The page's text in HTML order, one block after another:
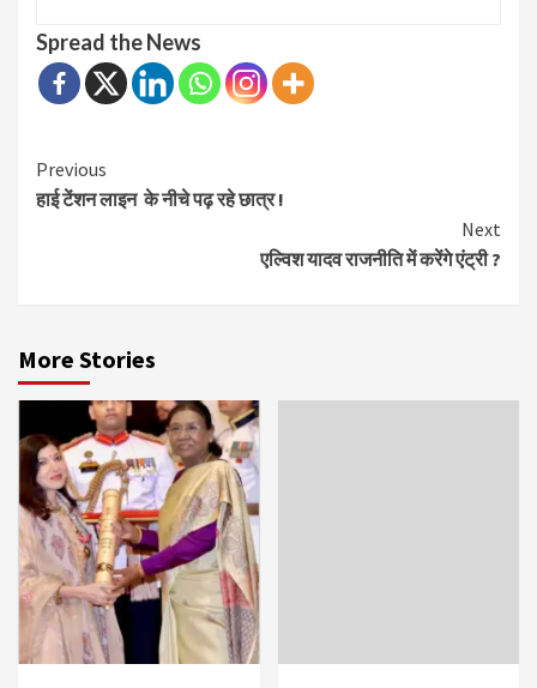
Spread the News
Continue
Reading
Previous
हाई टेंशन लाइन के नीचे पढ़ रहे छात्र !
Next
एल्विश यादव राजनीति में करेंगे एंट्री ?
More Stories